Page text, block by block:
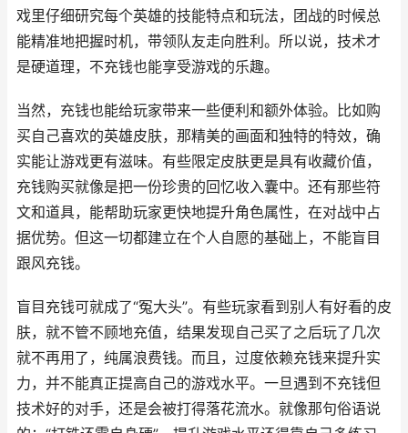
戏里仔细研究每个英雄的技能特点和玩法，团战的时候总
能精准地把握时机，带领队友走向胜利。所以说，技术才
是硬道理，不充钱也能享受游戏的乐趣。
当然，充钱也能给玩家带来一些便利和额外体验。比如购
买自己喜欢的英雄皮肤，那精美的画面和独特的特效，确
实能让游戏更有滋味。有些限定皮肤更是具有收藏价值，
充钱购买就像是把一份珍贵的回忆收入囊中。还有那些符
文和道具，能帮助玩家更快地提升角色属性，在对战中占
据优势。但这一切都建立在个人自愿的基础上，不能盲目
跟风充钱。
盲目充钱可就成了“冤大头”。有些玩家看到别人有好看的皮
肤，就不管不顾地充值，结果发现自己买了之后玩了几次
就不再用了，纯属浪费钱。而且，过度依赖充钱来提升实
力，并不能真正提高自己的游戏水平。一旦遇到不充钱但
技术好的对手，还是会被打得落花流水。就像那句俗语说